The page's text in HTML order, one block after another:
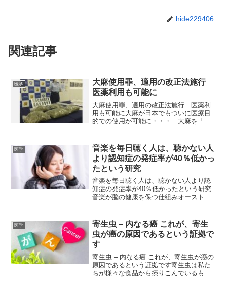
hide229406
関連記事
医学
大麻使用罪、適用の改正法施行
医薬利用も可能に
大麻使用罪、適用の改正法施行 医薬利
用も可能に大麻が日本でもついに医療目
的での使用が可能に・・・ 大麻を「麻
法の改正法の一部が12日、施行された。
若者らを中心とする大麻...
医学
音楽を毎日聴く人は、聴かない人
より認知症の発症率が40％低かっ
たという研究
音楽を毎日聴く人は、聴かない人より認
知症の発症率が40％低かったという研究
音楽が脳の健康を保つ仕組みオーストラ
ていません。音楽といっても、演歌もノ
イズミュージックもスラッ...
医学
寄生虫 – 内なる癌 これが、寄生
虫が癌の原因であるという証拠で
す
寄生虫 – 内なる癌 これが、寄生虫が癌の
原因であるという証拠です寄生虫は私た
ちが様々な食品から摂りこんでいるもの